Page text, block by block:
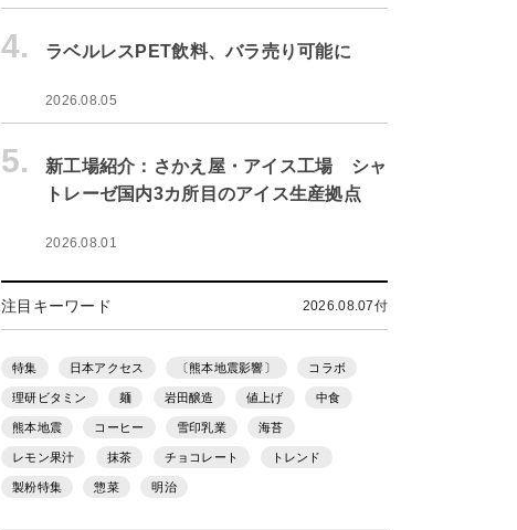
4. ラベルレスPET飲料、バラ売り可能に
2026.08.05
5.
新工場紹介：さかえ屋・アイス工場 シャ
トレーゼ国内3カ所目のアイス生産拠点
2026.08.01
注目キーワード 2026.08.07付
特集 日本アクセス 〔熊本地震影響〕 コラボ
理研ビタミン 麺 岩田醸造 値上げ 中食
熊本地震 コーヒー 雪印乳業 海苔
レモン果汁 抹茶 チョコレート トレンド
製粉特集 惣菜 明治